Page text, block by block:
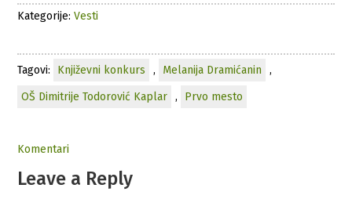
Kategorije:Vesti
Tagovi: Književni konkurs , Melanija Dramićanin
,
OŠ Dimitrije Todorović Kaplar
, Prvo mesto
Komentari
Leave a Reply